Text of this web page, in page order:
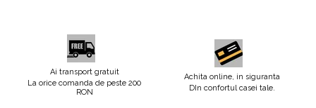
Ai transport gratuit
La orice comanda de peste 200
RON
Achita online, in siguranta
DIn confortul casei tale.